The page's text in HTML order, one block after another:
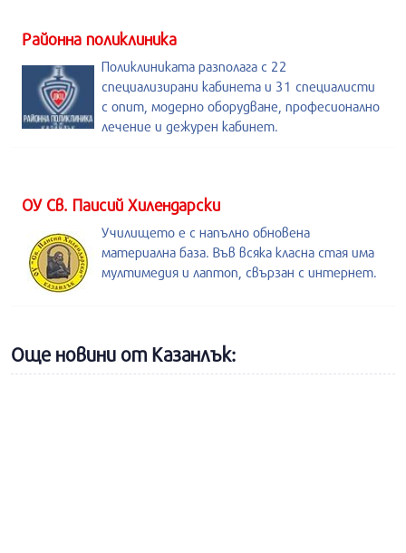
Районна поликлиника
Поликлиниката разполага с 22
специализирани кабинета и 31 специалисти
с опит, модерно оборудване, професионално
лечение и дежурен кабинет.
ОУ Св. Паисий Хилендарски
Училището е с напълно обновена
материална база. Във всяка класна стая има
мултимедия и лаптоп, свързан с интернет.
Още новини от Казанлък: